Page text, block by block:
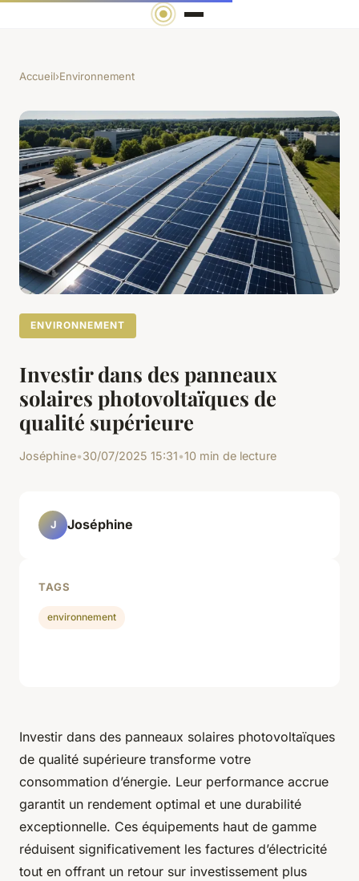
Accueil›Environnement
ENVIRONNEMENT
Investir dans des panneaux
solaires photovoltaïques de
qualité supérieure
Joséphine•30/07/2025 15:31•10 min de lecture
Investir dans des panneaux solaires photovoltaïques
de qualité supérieure transforme votre
consommation d’énergie. Leur performance accrue
garantit un rendement optimal et une durabilité
exceptionnelle. Ces équipements haut de gamme
réduisent significativement les factures d’électricité
tout en offrant un retour sur investissement plus
J Joséphine
TAGS
environnement